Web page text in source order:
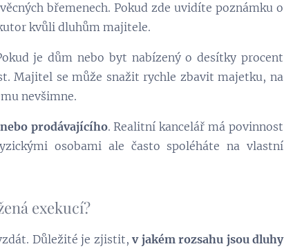
břemenech. Pokud zde uvidíte poznámku o
kvůli dluhům majitele.
je dům nebo byt nabízený o desítky procent
Majitel se může snažit rychle zbavit majetku, na
nevšimne.
prodávajícího. Realitní kancelář má povinnost
osobami ale často spoléháte na vlastní
exekucí?
Důležité je zjistit, v jakém rozsahu jsou dluhy